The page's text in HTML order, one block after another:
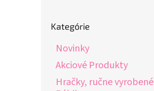
kategórie
Kategórie
Novinky
Akciové Produkty
Hračky, ručne vyrobené